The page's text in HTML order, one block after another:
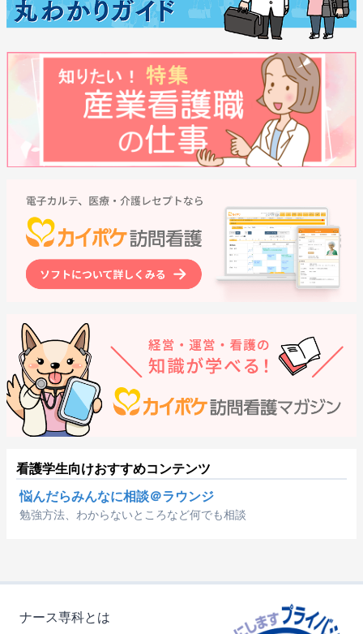
看護学生向けおすすめコンテンツ
悩んだらみんなに相談＠ラウンジ
勉強方法、わからないところなど何でも相談
ナース専科とは